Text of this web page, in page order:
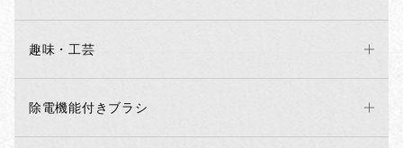
趣味・工芸
除電機能付きブラシ